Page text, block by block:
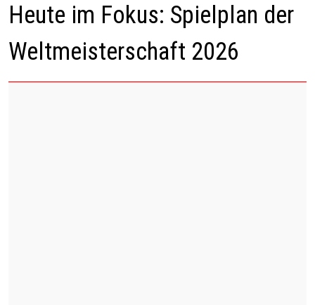
Heute im Fokus: Spielplan der
Weltmeisterschaft 2026